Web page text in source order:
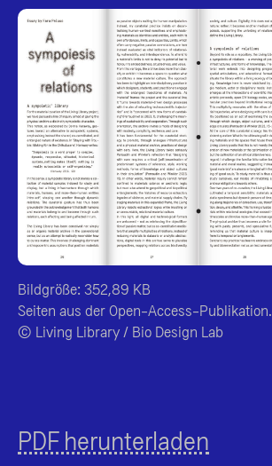
Bildgröße: 352,89 KB
Seiten aus der Open-Access-Publikation.
© Living Library / Bio Design Lab
PDF herunterladen